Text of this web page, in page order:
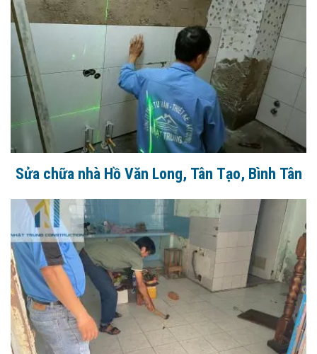
Sửa chữa nhà Hồ Văn Long, Tân Tạo, Bình Tân